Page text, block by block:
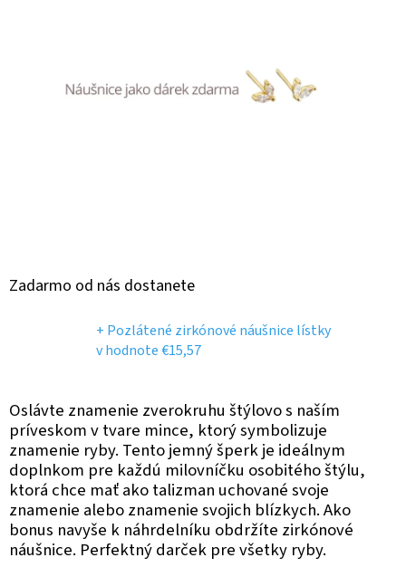
Zadarmo od nás dostanete
+ Pozlátené zirkónové náušnice lístky
v hodnote €15,57
Oslávte znamenie zverokruhu štýlovo s naším
príveskom v tvare mince, ktorý symbolizuje
znamenie ryby. Tento jemný šperk je ideálnym
doplnkom pre každú milovníčku osobitého štýlu,
ktorá chce mať ako talizman uchované svoje
znamenie alebo znamenie svojich blízkych. Ako
bonus navyše k náhrdelníku obdržíte zirkónové
náušnice. Perfektný darček pre všetky ryby.